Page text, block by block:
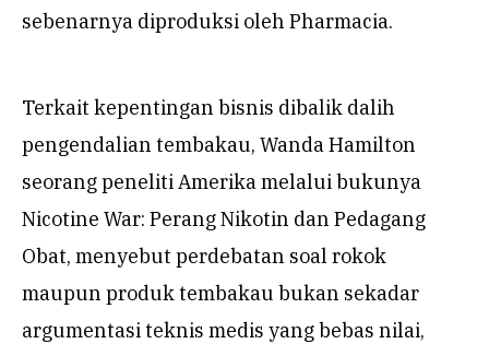
sebenarnya diproduksi oleh Pharmacia.
Terkait kepentingan bisnis dibalik dalih
pengendalian tembakau, Wanda Hamilton
seorang peneliti Amerika melalui bukunya
Nicotine War: Perang Nikotin dan Pedagang
Obat, menyebut perdebatan soal rokok
maupun produk tembakau bukan sekadar
argumentasi teknis medis yang bebas nilai,